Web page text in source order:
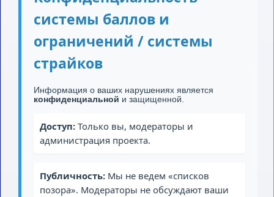
системы баллов и
ограничений / системы
страйков
Информация о ваших нарушениях является
конфиденциальной и защищенной.
Доступ:Только вы, модераторы и
администрация проекта.
Публичность:Мы не ведем «списков
позора». Модераторы не обсуждают ваши